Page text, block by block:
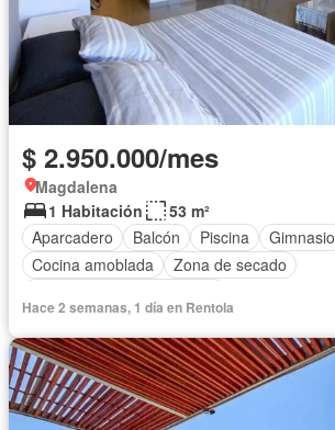
$ 2.950.000/mes
Magdalena
1 Habitación
53 m²
Aparcadero
Balcón Piscina
Gimnasio
Cocina amoblada
Zona de secado
Hace 2 semanas, 1 día en Rentola